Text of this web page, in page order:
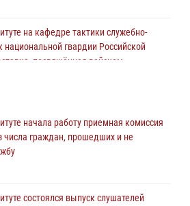
на кафедре тактики служебно-
национальной гвардии Российской
посвящённая войскам
Пермского военного института
с Юбилеем
офицерского состава
начала работу приемная комиссия
числа граждан, прошедших и не
состоялся выпуск слушателей